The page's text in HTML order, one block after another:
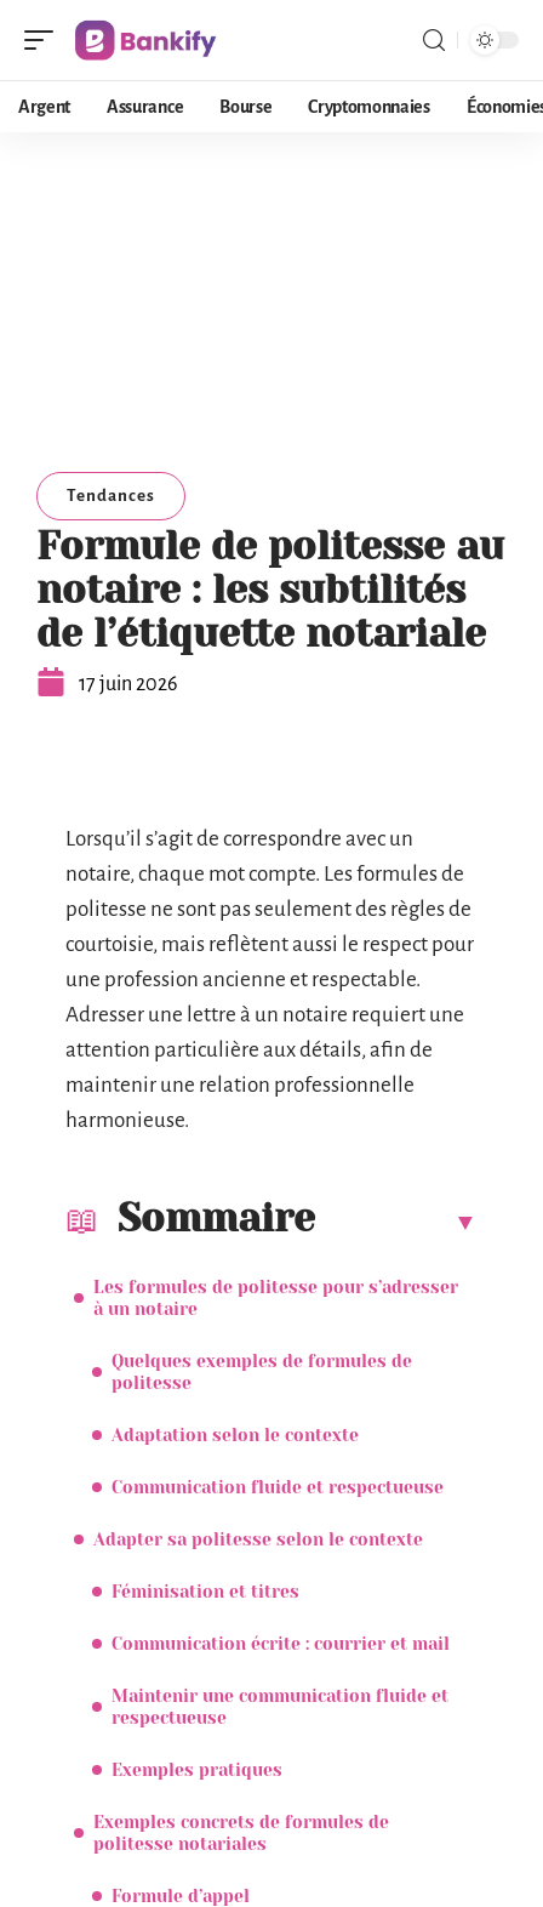
Argent Assurance Bourse Cryptomonnaies
Tendances
Formule de politesse au
notaire : les subtilités
de l’étiquette notariale
17 juin 2026
Lorsqu’il s’agit de correspondre avec un
notaire, chaque mot compte. Les formules de
politesse ne sont pas seulement des règles de
courtoisie, mais reflètent aussi le respect pour
une profession ancienne et respectable.
Adresser une lettre à un notaire requiert une
attention particulière aux détails, afin de
maintenir une relation professionnelle
harmonieuse.
Sommaire
Les formules de politesse pour s’adresser
à un notaire
Quelques exemples de formules de
politesse
Adaptation selon le contexte
Communication fluide et respectueuse
Adapter sa politesse selon le contexte
Féminisation et titres
Communication écrite : courrier et mail
Maintenir une communication fluide et
respectueuse
Exemples pratiques
Exemples concrets de formules de
politesse notariales
Formule d’appel